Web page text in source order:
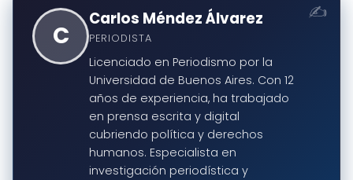
C
Carlos Méndez Álvarez
PERIODISTA
Licenciado en Periodismo por la
Universidad de Buenos Aires. Con 12
años de experiencia, ha trabajado
en prensa escrita y digital
cubriendo política y derechos
humanos. Especialista en
investigación periodística y